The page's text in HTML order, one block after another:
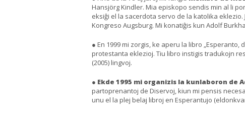
Hansjörg Kindler. Mia episkopo sendis min al li
eksiĝi el la sacerdota servo de la katolika
Kongreso Augsburg. Mi konatiĝis kun Adolf
● En 1999 mi zorgis, ke aperu la libro
protestanta eklezioj. Tiu libro instigis tradukojn
(2005) lingvoj.
● Ekde 1995 mi organizis la kunlaboron
partoprenantoj de Diservoj, kiun mi pensis
unu el la plej belaj libroj en Esperantujo